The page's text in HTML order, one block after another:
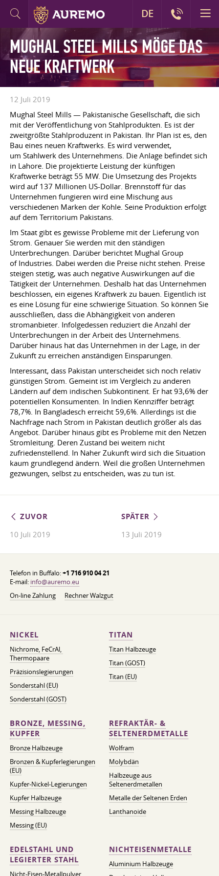
MUGHAL STEEL MILLS MÖGE DAS
NEUE KRAFTWERK
12 Juli 2019
Mughal Steel Mills — Pakistanische Gesellschaft, die sich
mit der Veröffentlichung von Stahlprodukten. Es ist der
zweitgrößte Stahlproduzent in Pakistan. Ihr Plan ist es, den
Bau eines neuen Kraftwerks. Es wird verwendet,
um Stahlwerk des Unternehmens. Die Anlage befindet sich
in Lahore. Die projektierte Leistung der künftigen
Kraftwerke beträgt 55 MW. Die Umsetzung des Projekts
wird auf 137 Millionen US-Dollar. Brennstoff für das
Unternehmen fungieren wird eine Mischung aus
verschiedenen Marken der Kohle. Seine Produktion erfolgt
auf dem Territorium Pakistans.
Im Staat gibt es gewisse Probleme mit der Lieferung von
Strom. Genauer Sie werden mit den ständigen
Unterbrechungen. Darüber berichtet Mughal Group
of Industries. Dabei werden die Preise nicht stehen. Preise
steigen stetig, was auch negative Auswirkungen auf die
Tätigkeit der Unternehmen. Deshalb hat das Unternehmen
beschlossen, ein eigenes Kraftwerk zu bauen. Eigentlich ist
es eine Lösung für eine schwierige Situation. So können Sie
ausschließen, dass die Abhängigkeit von anderen
stromanbieter. Infolgedessen reduziert die Anzahl der
Unterbrechungen in der Arbeit des Unternehmens.
Darüber hinaus hat das Unternehmen in der Lage, in der
Zukunft zu erreichen anständigen Einsparungen.
Interessant, dass Pakistan unterscheidet sich noch relativ
günstigen Strom. Gemeint ist im Vergleich zu anderen
Ländern auf dem indischen Subkontinent. Er hat 93,6% der
potentiellen Konsumenten. In Indien Kennziffer beträgt
78,7%. In Bangladesch erreicht 59,6%. Allerdings ist die
Nachfrage nach Strom in Pakistan deutlich größer als das
Angebot. Darüber hinaus gibt es Probleme mit den Netzen
Stromleitung. Deren Zustand bei weitem nicht
zufriedenstellend. In Naher Zukunft wird sich die Situation
kaum grundlegend ändern. Weil die großen Unternehmen
gezwungen, selbst zu entscheiden, was zu tun ist.
ZUVOR
10 Juli 2019
SPÄTER
13 Juli 2019
Telefon in Buffalo:+1 716 910 04 21
E-mail: info@auremo.eu
On-line Zahlung
Rechner Walzgut
NICKEL
Nichrome, FeСrAl, ​​
Thermopaare
Präzisionslegierungen
Sonderstahl (EU)
Sonderstahl (GOST)
TITAN
Titan Halbzeuge
Titan (GOST)
Titan (EU)
BRONZE, MESSING,
KUPFER
Bronze Halbzeuge
Bronzen & Kupferlegierungen
(EU)
Kupfer-Nickel-Legierungen
Kupfer Halbzeuge
Messing Halbzeuge
Messing (EU)
REFRAKTÄR- &
SELTENERDMETALLE
Wolfram
Molybdän
Halbzeuge aus
Seltenerdmetallen
Metalle der Seltenen Erden
Lanthanoide
EDELSTAHL UND
LEGIERTER STAHL
Nicht-Eisen-Metallpulver
NICHTEISENMETALLE
Aluminium Halbzeuge
DE